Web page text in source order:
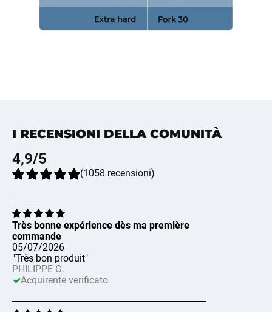
I RECENSIONI DELLA COMUNITÀ
4,9/5
(1058 recensioni)
Très bonne expérience dès ma première
commande
05/07/2026
"Très bon produit"
PHILIPPE G.
Acquirente verificato